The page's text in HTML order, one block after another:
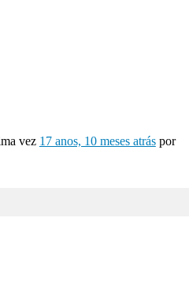
vez 17 anos, 10 meses atráspor